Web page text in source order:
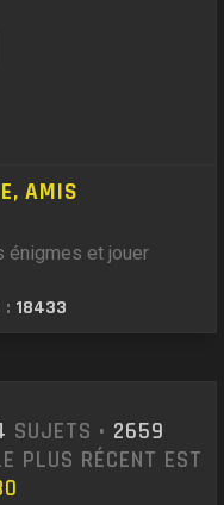
AMIS
énigmes et jouer
: 18433
SUJETS • 2659
PLUS RÉCENT EST